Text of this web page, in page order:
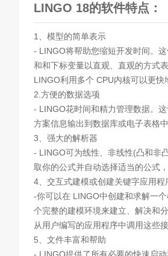
LINGO 18的软件特点：
1、模型的简单表示
- LINGO将帮助您缩短开发时间。
和和下标变量以直观、直观的方式
LINGO利用多个 CPU内核可以更快
2.方便的数据选项
- LINGO花时间和精力管理数据。
方案信息输出到数据库或电子表格
3、强大的解析器
- LINGO可为线性、非线性(凸和非
取你的公式并自动选择适当的公式
4、交互式建模或创建关键字应用程
-你可以在 LINGO中创建和求解一
个完整的建模环境来建立、解决和
从用户编写的应用程序中调用这些
5、文件丰富和帮助